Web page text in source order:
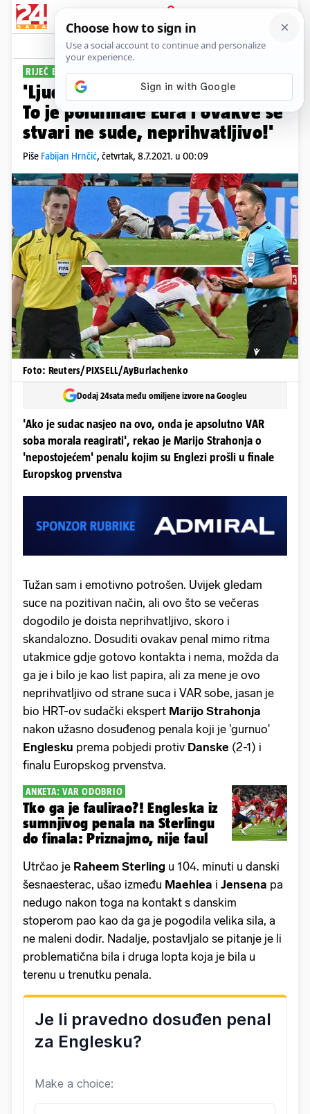
PRIJAVA
Sport Komentari
RIJEČ EKSPERTA
'Ljudi dragi, ovo nije bio penal.
To je polufinale Eura i ovakve se
stvari ne sude, neprihvatljivo!'
Piše Fabijan Hrnčić, četvrtak, 8.7.2021. u 00:09
Foto: Reuters/PIXSELL/AyBurlachenko
Dodaj 24sata među omiljene izvore na Googleu
'Ako je sudac nasjeo na ovo, onda je apsolutno VAR
soba morala reagirati', rekao je Marijo Strahonja o
'nepostojećem' penalu kojim su Englezi prošli u finale
Europskog prvenstva
Tužan sam i emotivno potrošen. Uvijek gledam
suce na pozitivan način, ali ovo što se večeras
dogodilo je doista neprihvatljivo, skoro i
skandalozno. Dosuditi ovakav penal mimo ritma
utakmice gdje gotovo kontakta i nema, možda da
ga je i bilo je kao list papira, ali za mene je ovo
neprihvatljivo od strane suca i VAR sobe, jasan je
bio HRT-ov sudački ekspert Marijo Strahonja
nakon užasno dosuđenog penala koji je 'gurnuo'
Englesku prema pobjedi protiv Danske (2-1) i
finalu Europskog prvenstva.
ANKETA: VAR ODOBRIO
Tko ga je faulirao?! Engleska iz
sumnjivog penala na Sterlingu
do finala: Priznajmo, nije faul
Utrčao je Raheem Sterling u 104. minuti u danski
šesnaesterac, ušao između Maehlea i Jensena pa
nedugo nakon toga na kontakt s danskim
stoperom pao kao da ga je pogodila velika sila, a
ne maleni dodir. Nadalje, postavljalo se pitanje je li
problematična bila i druga lopta koja je bila u
terenu u trenutku penala.